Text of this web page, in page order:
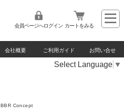
会員ページへログイン カートをみる
会社概要 ご利用ガイド お問い合せ
Select Language ▼
BBR Concept